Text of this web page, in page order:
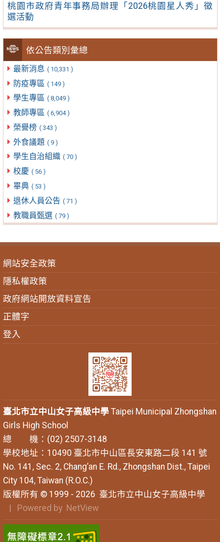
桃園市政府青年事務局辦理「2026桃園星人秀」徵
選活動
依公告類別彙總
最新消息 ( 10,331 )
防疫專區 ( 149 )
學生專區 ( 8,049 )
教師專區 ( 6,904 )
榮譽榜 ( 343 )
外食議題 ( 9 )
學生自治組織 ( 70 )
校慶 ( 56 )
畢典 ( 53 )
退休人員公告 ( 71 )
教職員甄選 ( 79 )
網站安全政策
隱私權政策
政府網站開放資料宣告
正體字
登入
臺北市立中山女子高級中學Taipei Municipal Zhongshan
Girls High School
總 機：(02) 2507-3148
學校地址：10490 臺北市中山區長安東路二段 141 號
No. 141, Sec. 2, Chang’an E. Rd., Zhongshan Dist., Taipei
City 104, Taiwan (R.O.C.)
版權所有 © 1999 - 2026 臺北市立中山女子高級中學
| Powered by NetView